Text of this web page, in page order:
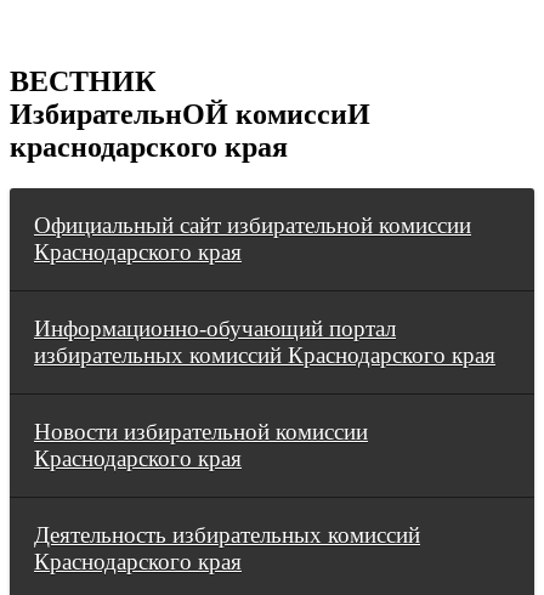
ВЕСТНИК
ИзбирательнОЙ комиссиИ
краснодарского края
Официальный сайт избирательной комиссии
Краснодарского края
Информационно-обучающий портал
избирательных комиссий Краснодарского края
Новости избирательной комиссии
Краснодарского края
Деятельность избирательных комиссий
Краснодарского края